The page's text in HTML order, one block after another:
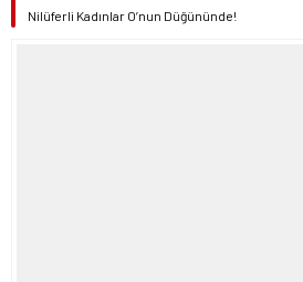
Nilüferli Kadınlar O’nun Düğününde!